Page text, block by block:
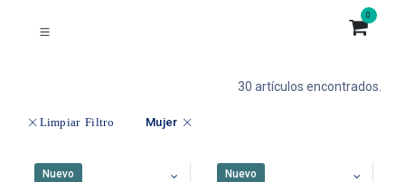
0
30 artículos encontrados.
Limpiar Filtro Mujer
Nuevo Nuevo